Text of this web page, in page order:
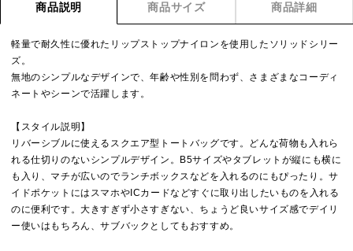
商品説明 商品サイズ 商品詳細
軽量で耐久性に優れたリップストップナイロンを使用したソリッドシリー
ズ。
無地のシンプルなデザインで、年齢や性別を問わず、さまざまなコーディ
ネートやシーンで活躍します。
【スタイル説明】
リバーシブルに使えるスクエア型トートバッグです。どんな荷物も入れら
れる仕切りのないシンプルデザイン。B5サイズやタブレットが縦にも横に
も入り、マチが広いのでランチボックスなどを入れるのにもぴったり。サ
イドポケットにはスマホやICカードなどすぐに取り出したいものを入れる
のに便利です。大きすぎず小さすぎない、ちょうど良いサイズ感でデイリ
ー使いはもちろん、サブバックとしてもおすすめ。